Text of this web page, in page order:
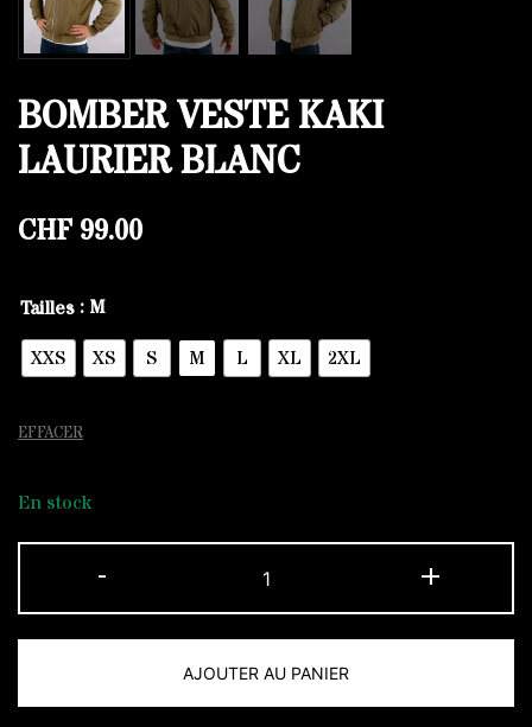
BOMBER VESTE KAKI
LAURIER BLANC
CHF 99.00
Tailles : M
XXS
XS S M L XL 2XL
EFFACER
En stock
-
de
Bomber
Kaki
Laurier
+
AJOUTER AU PANIER